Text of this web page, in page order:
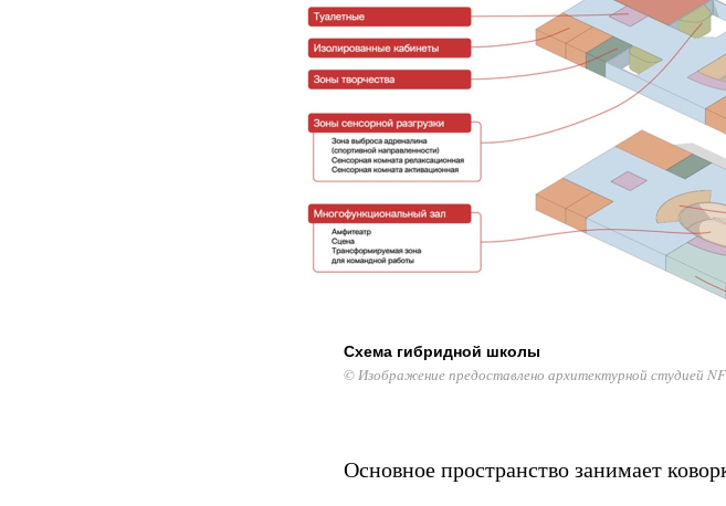
Схема гибридной школы
© Изображение предоставлено архитектурной студией NF
Основное пространство занимает